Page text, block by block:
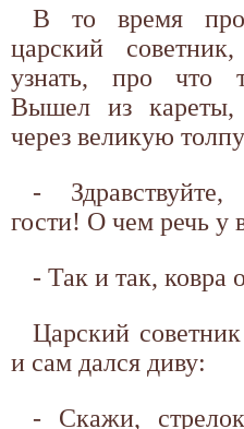
В то время
царский
узнать, про что
Вышел из кареты,
через великую
-
гости! О чем речь у
- Так и так, ковра
Царский
и сам дался диву:
- Скажи,